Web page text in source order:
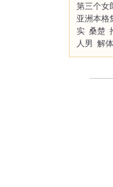
第三个女
亚洲本格
实 桑楚
人男 解